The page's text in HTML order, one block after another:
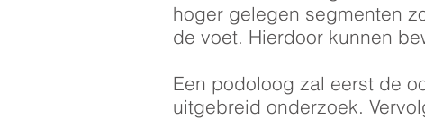
hoger gelegen segmenten
de voet. Hierdoor kunnen
Een podoloog zal eerst de
uitgebreid onderzoek.